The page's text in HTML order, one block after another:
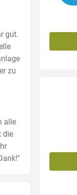
gut.
zu
alle
die